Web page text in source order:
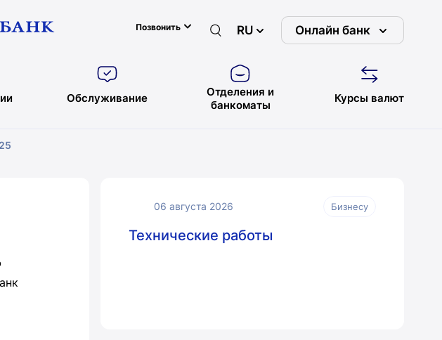
Позвонить RU Онлайн банк
Обслуживание
Отделения и
банкоматы
Курсы валют
06 августа 2026 Бизнесу
Технические работы